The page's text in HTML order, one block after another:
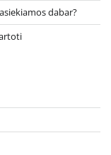
dabar?